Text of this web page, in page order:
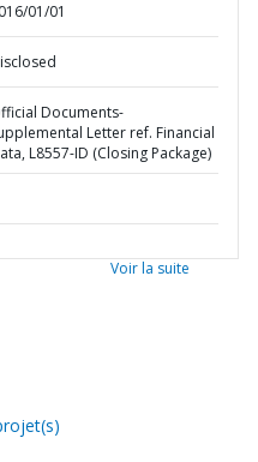
01/01
Documents-
Letter ref. Financial
L8557-ID (Closing Package)
Voir la suite